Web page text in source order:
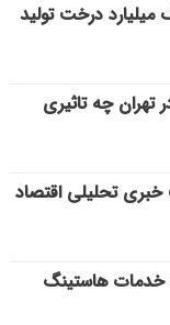
میلیارد درخت تولید
تهران چه تاثیری
خبری تحلیلی اقتصاد
هاستینگ